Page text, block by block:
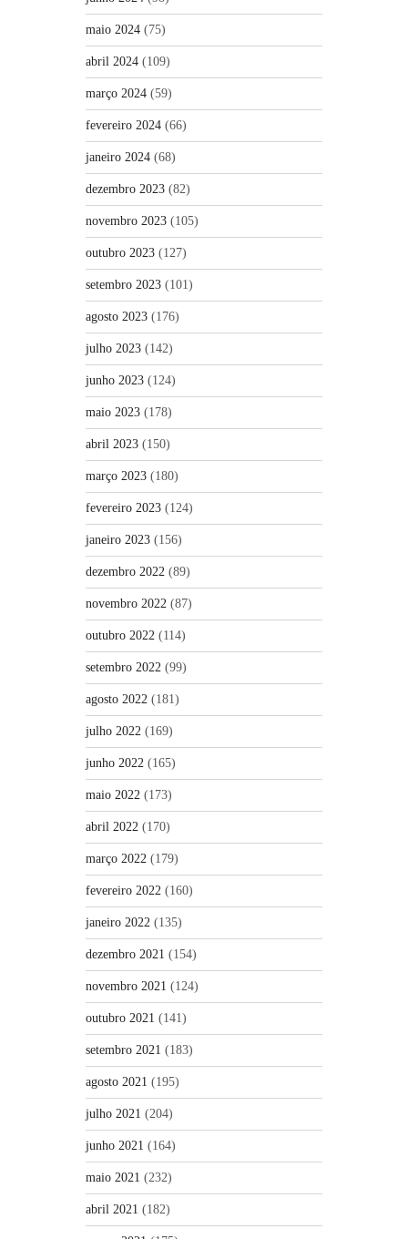
maio 2024 (75)
abril 2024 (109)
março 2024 (59)
fevereiro 2024 (66)
janeiro 2024 (68)
dezembro 2023 (82)
novembro 2023 (105)
outubro 2023 (127)
setembro 2023 (101)
agosto 2023 (176)
julho 2023 (142)
junho 2023 (124)
maio 2023 (178)
abril 2023 (150)
março 2023 (180)
fevereiro 2023 (124)
janeiro 2023 (156)
dezembro 2022 (89)
novembro 2022 (87)
outubro 2022 (114)
setembro 2022 (99)
agosto 2022 (181)
julho 2022 (169)
junho 2022 (165)
maio 2022 (173)
abril 2022 (170)
março 2022 (179)
fevereiro 2022 (160)
janeiro 2022 (135)
dezembro 2021 (154)
novembro 2021 (124)
outubro 2021 (141)
setembro 2021 (183)
agosto 2021 (195)
julho 2021 (204)
junho 2021 (164)
maio 2021 (232)
abril 2021 (182)